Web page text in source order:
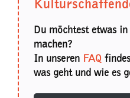
Du möchtest etwas
machen?
In unseren FAQ
was geht und wie es